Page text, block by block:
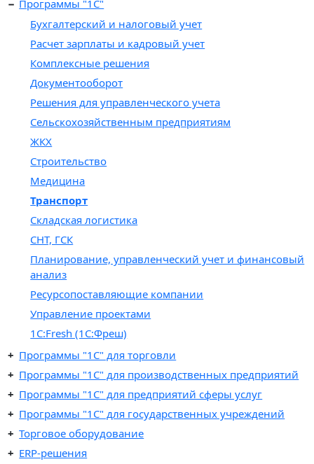
Программы "1С"
Бухгалтерский и налоговый учет
Расчет зарплаты и кадровый учет
Комплексные решения
Документооборот
Решения для управленческого учета
Сельскохозяйственным предприятиям
ЖКХ
Строительство
Медицина
Транспорт
Складская логистика
СНТ, ГСК
Планирование, управленческий учет и финансовый
анализ
Ресурсопоставляющие компании
Управление проектами
1С:Fresh (1C:Фреш)
Программы "1C" для торговли
Программы "1C" для производственных предприятий
Программы "1C" для предприятий сферы услуг
Программы "1С" для государственных учреждений
Торговое оборудование
ERP-решения